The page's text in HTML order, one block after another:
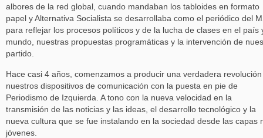
albores de la red global, cuando mandaban los tabloides en formato
papel y Alternativa Socialista se desarrollaba como el periódico del
para reflejar los procesos políticos y de la lucha de clases en el país
mundo, nuestras propuestas programáticas y la intervención de
partido.
Hace casi 4 años, comenzamos a producir una verdadera
nuestros dispositivos de comunicación con la puesta en pie de
Periodismo de Izquierda. A tono con la nueva velocidad en la
transmisión de las noticias y las ideas, el desarrollo tecnológico y la
nueva cultura que se fue instalando en la sociedad desde las capas
jóvenes.